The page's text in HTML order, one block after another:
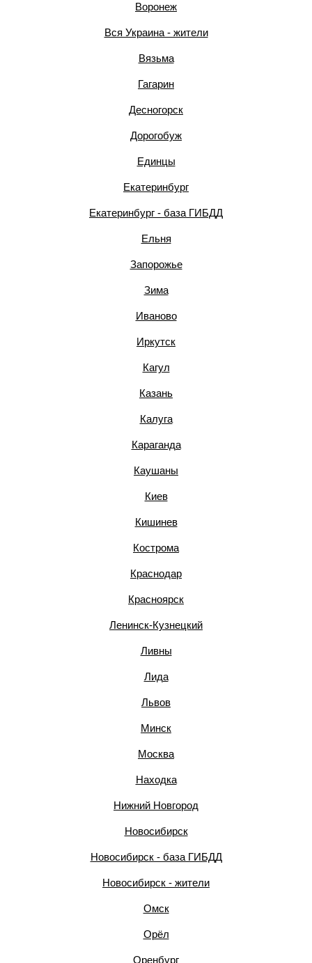
Воронеж
Вся Украина - жители
Вязьма
Гагарин
Десногорск
Дорогобуж
Единцы
Екатеринбург
Екатеринбург - база ГИБДД
Ельня
Запорожье
Зима
Иваново
Иркутск
Кагул
Казань
Калуга
Караганда
Каушаны
Киев
Кишинев
Кострома
Краснодар
Красноярск
Ленинск-Кузнецкий
Ливны
Лида
Львов
Минск
Москва
Находка
Нижний Новгород
Новосибирск
Новосибирск - база ГИБДД
Новосибирск - жители
Омск
Орёл
Оренбург